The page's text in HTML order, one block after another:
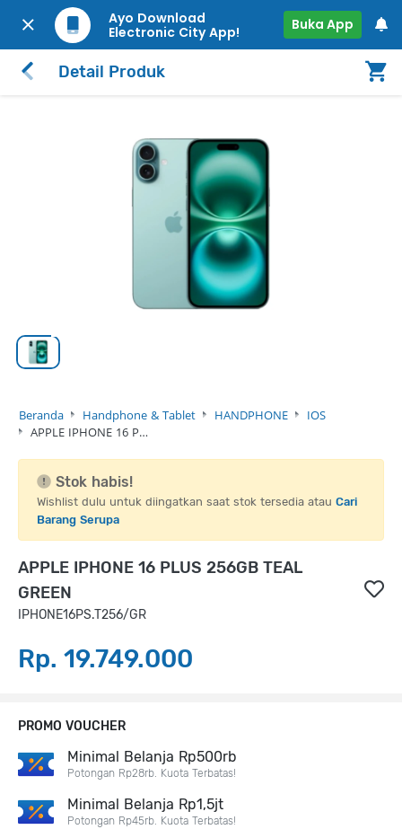
Ayo Download
Electronic City App!
Buka App
Detail Produk
Beranda Handphone & Tablet HANDPHONE
IOS
APPLE IPHONE 16 P…
Stok habis!
Wishlist dulu untuk diingatkan saat stok tersedia atau Cari
Barang Serupa
APPLE IPHONE 16 PLUS 256GB TEAL
GREEN
IPHONE16PS.T256/GR
Rp. 19.749.000
PROMO VOUCHER
Minimal Belanja Rp500rb
Potongan Rp28rb. Kuota Terbatas!
Minimal Belanja Rp1,5jt
Potongan Rp45rb. Kuota Terbatas!